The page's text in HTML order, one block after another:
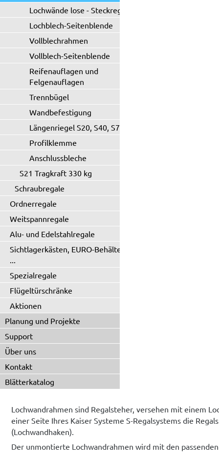
Lochwände lose - Steckregal
Lochblech-Seitenblende
Vollblechrahmen
Vollblech-Seitenblende
Reifenauflagen und
Felgenauflagen
Trennbügel
Wandbefestigung
Längenriegel S20, S40, S71
Profilklemme
Anschlussbleche
S21 Tragkraft 330 kg
Schraubregale
Ordnerregale
Weitspannregale
Alu- und Edelstahlregale
Sichtlagerkästen, EURO-Behälter
...
Spezialregale
Flügeltürschränke
Aktionen
Planung und Projekte
Support
Über uns
Kontakt
Blätterkatalog
Lochwandrahmen sind Regalsteher, versehen mit einem
einer Seite Ihres Kaiser Systeme S-Regalsystems die
(Lochwandhaken).
Der unmontierte Lochwandrahmen wird mit den